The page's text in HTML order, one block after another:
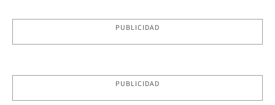
PUBLICIDAD
PUBLICIDAD